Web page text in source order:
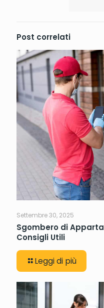
Post correlati
Settembre 30, 2025
Sgombero di
Consigli Utili
Leggi di più